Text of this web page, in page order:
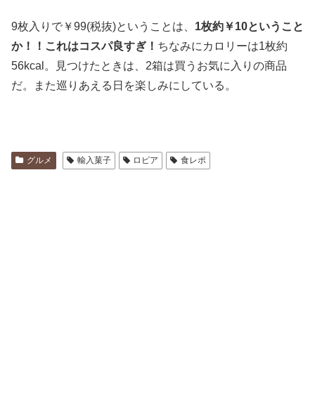
9枚入りで￥99(税抜)ということは、 1枚約￥10ということ
か！！これはコスパ良すぎ！ ちなみにカロリーは1枚約
56kcal。見つけたときは、2箱は買うお気に入りの商品
だ。また巡りあえる日を楽しみにしている。
グルメ 輸入菓子 ロピア 食レポ